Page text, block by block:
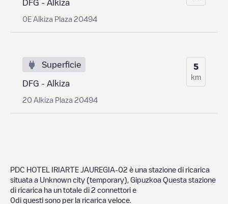
DFG - Alkiza
0E Alkiza Plaza 20494
Superficie
DFG - Alkiza
20 Alkiza Plaza 20494
5
km
PDC HOTEL IRIARTE JAUREGIA-02 è una stazione di ricarica
situata a Unknown city (temporary) Gipuzkoa Questa stazione
di ricarica ha un totale di 2 connettori e
0di questi sono per la ricarica veloce.